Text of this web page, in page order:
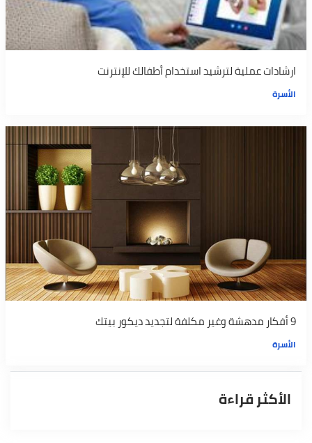
ارشادات عملية لترشيد استخدام أطفالك للإنترنت
الأسرة
9 أفكار مدهشة وغير مكلفة لتجديد ديكور بيتك
الأسرة
الأكثر قراءة